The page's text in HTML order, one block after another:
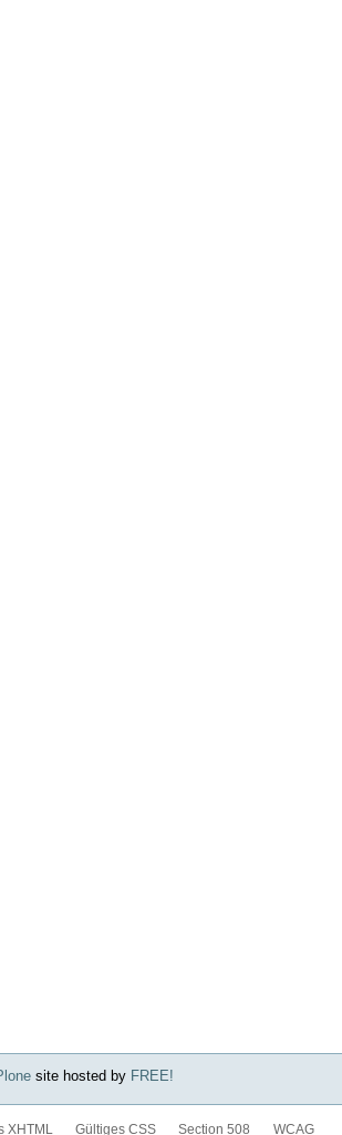
site hosted by FREE!
XHTML Gültiges CSS Section 508 WCAG